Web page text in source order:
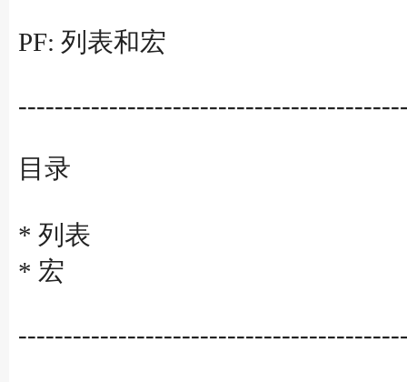
PF: 列表和宏
目录
* 列表
* 宏